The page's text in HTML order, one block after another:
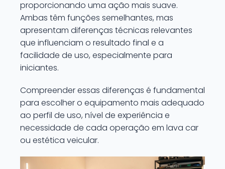
proporcionando uma ação mais suave.
Ambas têm funções semelhantes, mas
apresentam diferenças técnicas relevantes
que influenciam o resultado final e a
facilidade de uso, especialmente para
iniciantes.
Compreender essas diferenças é fundamental
para escolher o equipamento mais adequado
ao perfil de uso, nível de experiência e
necessidade de cada operação em lava car
ou estética veicular.